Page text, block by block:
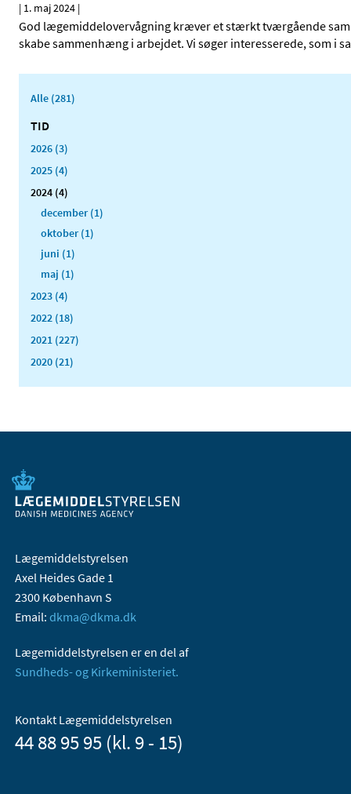
| 1. maj 2024 |
God lægemiddelovervågning kræver et stærkt tværgående
skabe sammenhæng i arbejdet. Vi søger interesserede, som i
Alle (281)
TID
2026 (3)
2025 (4)
2024 (4)
december (1)
oktober (1)
juni (1)
maj (1)
2023 (4)
2022 (18)
2021 (227)
2020 (21)
Lægemiddelstyrelsen
Axel Heides Gade 1
2300 København S
Email: dkma@dkma.dk
Lægemiddelstyrelsen er en del af
Sundheds- og Kirkeministeriet.
Kontakt Lægemiddelstyrelsen
44 88 95 95 (kl. 9 - 15)